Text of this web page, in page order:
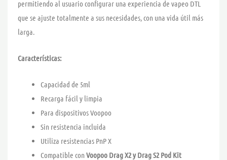
permitiendo al usuario configurar una experiencia de vapeo DTL
que se ajuste totalmente a sus necesidades, con una vida útil más
larga.
Características:
Capacidad de 5ml
Recarga fácil y limpia
Para dispositivos Voopoo
Sin resistencia incluida
Utiliza resistencias PnP X
Compatible con Voopoo Drag X2 y Drag S2 Pod Kit